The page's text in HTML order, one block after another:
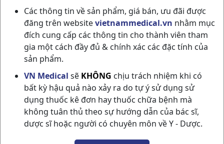
Các thông tin về sản phẩm, giá bán, ưu đãi được
đăng trên websitevietnammedical.vn nhằm mục
đích cung cấp các thông tin cho thành viên tham
gia một cách đầy đủ & chính xác các đặc tính của
sản phẩm.
VN Medical sẽ KHÔNG chịu trách nhiệm khi có
bất kỳ hậu quả nào xảy ra do tự ý sử dụng sử
dụng thuốc kê đơn hay thuốc chữa bệnh mà
không tuân thủ theo sự hướng dẫn của bác sĩ,
dược sĩ hoặc người có chuyên môn về Y - Dược.
VITAMIN C500 (INJ) H6ỐNG5ML
FESENIUS KABI VN
NSX:Fesenius Kabi VN
Nhóm hàng:
Vitamin & Thuốc Bổ,